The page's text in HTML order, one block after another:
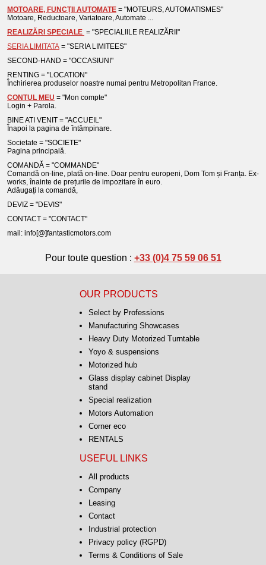
MOTOARE, FUNCȚII AUTOMATE = "MOTEURS, AUTOMATISMES"
Motoare, Reductoare, Variatoare, Automate ...
REALIZĂRI SPECIALE = "SPECIALIILE REALIZĂRII"
SERIA LIMITATA = "SERIA LIMITEES"
SECOND-HAND = "OCCASIUNI"
RENTING = "LOCATION"
Închirierea produselor noastre numai pentru Metropolitan France.
CONTUL MEU = "Mon compte"
Login + Parola.
BINE ATI VENIT = "ACCUEIL"
Înapoi la pagina de întâmpinare.
Societate = "SOCIETE"
Pagina principală.
COMANDĂ = "COMMANDE"
Comandă on-line, plată on-line. Doar pentru europeni, Dom Tom și Franța. Ex-
works, înainte de prețurile de impozitare în euro.
Adăugați la comandă,
DEVIZ = "DEVIS"
CONTACT = "CONTACT"
mail: info[@]fantasticmotors.com
Pour toute question : +33 (0)4 75 59 06 51
OUR PRODUCTS
Select by Professions
Manufacturing Showcases
Heavy Duty Motorized Turntable
Yoyo & suspensions
Motorized hub
Glass display cabinet Display
stand
Special realization
Motors Automation
Corner eco
RENTALS
USEFUL LINKS
All products
Company
Leasing
Contact
Industrial protection
Privacy policy (RGPD)
Terms & Conditions of Sale